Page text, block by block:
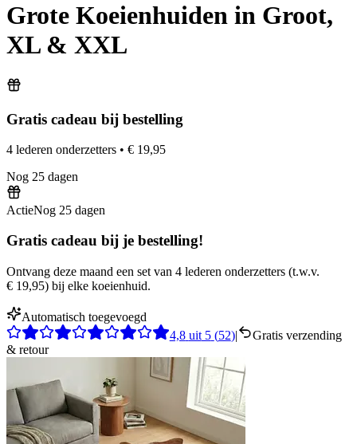
Grote Koeienhuiden in Groot,
XL & XXL
Gratis cadeau bij bestelling
4 lederen onderzetters • € 19,95
Nog 25 dagen
ActieNog 25 dagen
Gratis cadeau bij je bestelling!
Ontvang deze maand een set van 4 lederen onderzetters (t.w.v.
€ 19,95) bij elke koeienhuid.
Automatisch toegevoegd
4,8 uit5 (52)|
Gratis verzending
& retour